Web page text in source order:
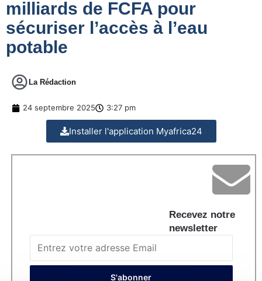
milliards de FCFA pour
sécuriser l’accès à l’eau
potable
La Rédaction
24 septembre 2025 3:27 pm
Installer l'application Myafrica24
Recevez notre
newsletter